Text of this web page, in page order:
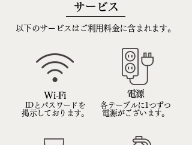
サービス
以下のサービスはご利用料金に含まれます。
Wi-Fi 電源
IDとパスワードを
掲示しております。
各テーブルに1つずつ
電源がございます。